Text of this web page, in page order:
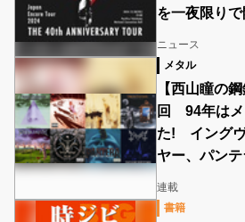
を一夜限り
ニュース
メタル
【西山瞳の
回 94年はメ
た! イングヴ
ヤー、パン
連載
書籍